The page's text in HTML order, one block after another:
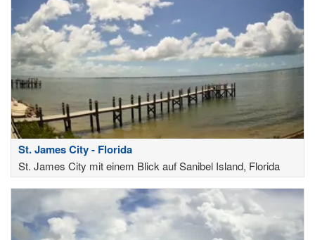
St. James City - Florida
St. James City mit einem Blick auf Sanibel Island, Florida